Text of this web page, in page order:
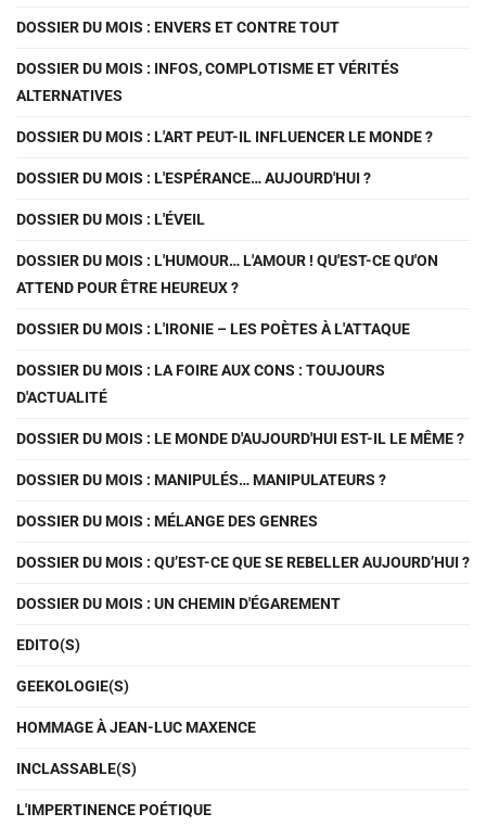
DOSSIER DU MOIS : ENVERS ET CONTRE TOUT
DOSSIER DU MOIS : INFOS, COMPLOTISME ET VÉRITÉS
ALTERNATIVES
DOSSIER DU MOIS : L'ART PEUT-IL INFLUENCER LE MONDE ?
DOSSIER DU MOIS : L'ESPÉRANCE… AUJOURD'HUI ?
DOSSIER DU MOIS : L'ÉVEIL
DOSSIER DU MOIS : L'HUMOUR… L'AMOUR ! QU'EST-CE QU'ON
ATTEND POUR ÊTRE HEUREUX ?
DOSSIER DU MOIS : L'IRONIE – LES POÈTES À L'ATTAQUE
DOSSIER DU MOIS : LA FOIRE AUX CONS : TOUJOURS
D'ACTUALITÉ
DOSSIER DU MOIS : LE MONDE D'AUJOURD'HUI EST-IL LE MÊME ?
DOSSIER DU MOIS : MANIPULÉS… MANIPULATEURS ?
DOSSIER DU MOIS : MÉLANGE DES GENRES
DOSSIER DU MOIS : QU’EST-CE QUE SE REBELLER AUJOURD’HUI ?
DOSSIER DU MOIS : UN CHEMIN D'ÉGAREMENT
EDITO(S)
GEEKOLOGIE(S)
HOMMAGE À JEAN-LUC MAXENCE
INCLASSABLE(S)
L'IMPERTINENCE POÉTIQUE